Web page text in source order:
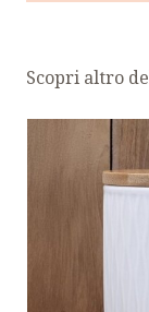
Scopri altro